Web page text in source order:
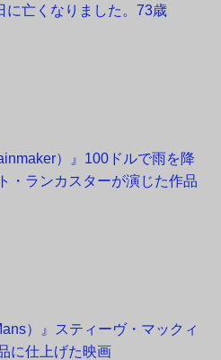
に亡くなりました。73歳
）』100ドルで雨を降
・ランカスターが演じた作品
）』スティーヴ・マックィ
に仕上げた映画